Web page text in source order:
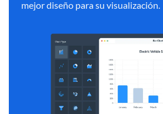
mejor diseño para su visualización.